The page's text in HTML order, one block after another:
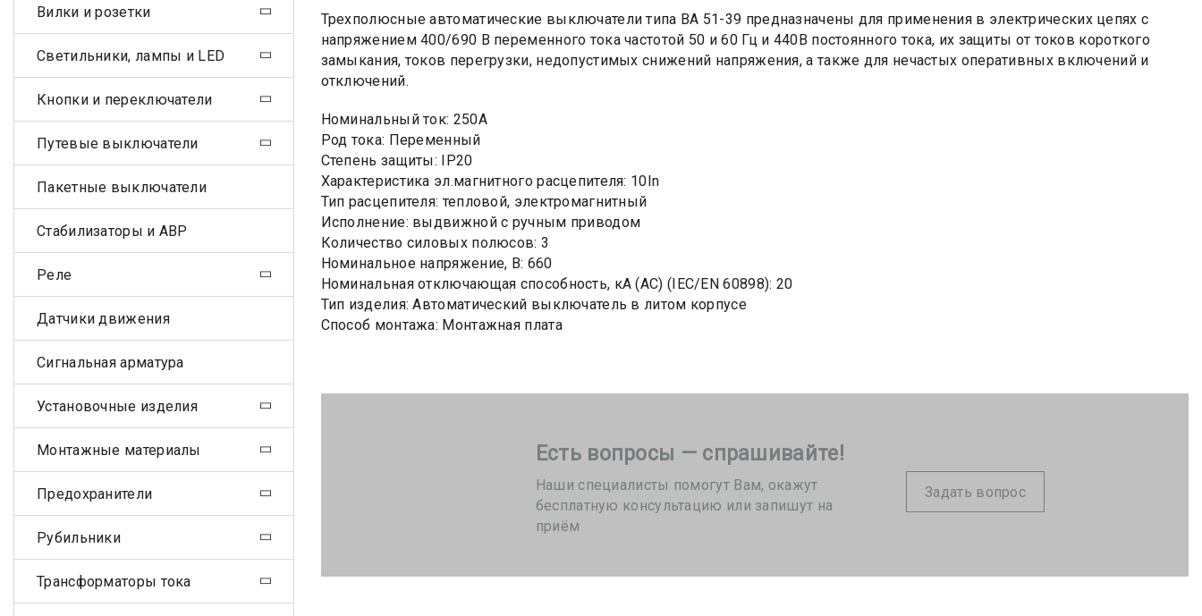
Трехполюсные автоматические выключатели типа ВА 51-39 предназначены для применения в электрических цепях с
напряжением 400/690 В переменного тока частотой 50 и 60 Гц и 440В постоянного тока, их защиты от токов короткого
замыкания, токов перегрузки, недопустимых снижений напряжения, а также для нечастых оперативных включений и
отключений.
Номинальный ток: 250А
Род тока: Переменный
Степень защиты: IP20
Характеристика эл.магнитного расцепителя: 10In
Тип расцепителя: тепловой, электромагнитный
Исполнение: выдвижной с ручным приводом
Количество силовых полюсов: 3
Номинальное напряжение, В: 660
Номинальная отключающая способность, кA (AC) (IEC/EN 60898): 20
Тип изделия: Автоматический выключатель в литом корпусе
Способ монтажа: Монтажная плата
Есть вопросы — спрашивайте!
Наши специалисты помогут Вам, окажут
бесплатную консультацию или запишут на
приём
Задать вопрос
Вилки и розетки
Светильники, лампы и LED
Кнопки и переключатели
Путевые выключатели
Пакетные выключатели
Стабилизаторы и АВР
Реле
Датчики движения
Сигнальная арматура
Установочные изделия
Монтажные материалы
Предохранители
Рубильники
Трансформаторы тока